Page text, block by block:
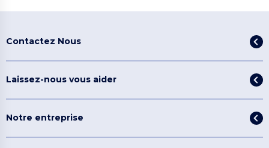
Contactez Nous
Laissez-nous vous aider
Notre entreprise